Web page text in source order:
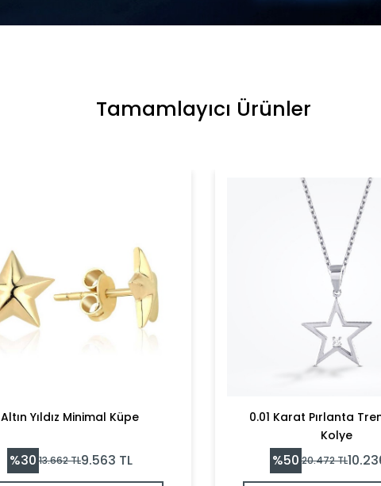
Tamamlayıcı Ürünler
Altın Yıldız Minimal Küpe
%30 13.662TL9.563 TL
0.01 Karat Pırlanta
Kolye
%50 20.472TL